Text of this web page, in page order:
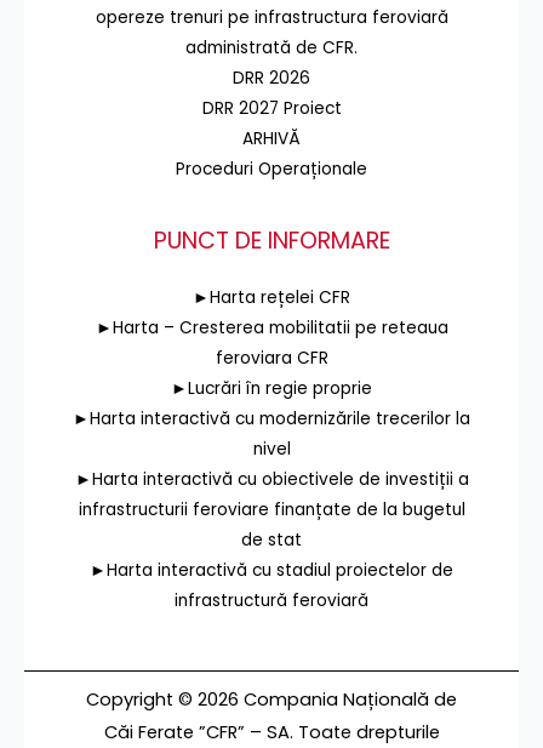
opereze trenuri pe infrastructura feroviară
administrată de CFR.
DRR 2026
DRR 2027 Proiect
ARHIVĂ
Proceduri Operaționale
PUNCT DE INFORMARE
►Harta rețelei CFR
►Harta – Cresterea mobilitatii pe reteaua
feroviara CFR
►Lucrări în regie proprie
►Harta interactivă cu modernizările trecerilor la
nivel
►Harta interactivă cu obiectivele de investiții a
infrastructurii feroviare finanțate de la bugetul
de stat
►Harta interactivă cu stadiul proiectelor de
infrastructură feroviară
Copyright © 2026 Compania Națională de
Căi Ferate ”CFR” – SA. Toate drepturile